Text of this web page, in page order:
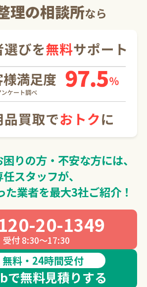
20-1349
無料・24時間受付
で無料見積りする
はこちら
理の相談所なら
りの方・不安な方には、
任スタッフが、
た業者を最大3社ご紹介！
20-1349
受付 8:30～17:30
無料・24時間受付
で無料見積りする